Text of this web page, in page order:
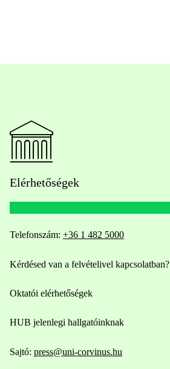
Elérhetőségek
Telefonszám: +36 1 482 5000
Kérdésed van a felvételivel kapcsolatban?
Oktatói elérhetőségek
HUB jelenlegi hallgatóinknak
Sajtó: press@uni-corvinus.hu